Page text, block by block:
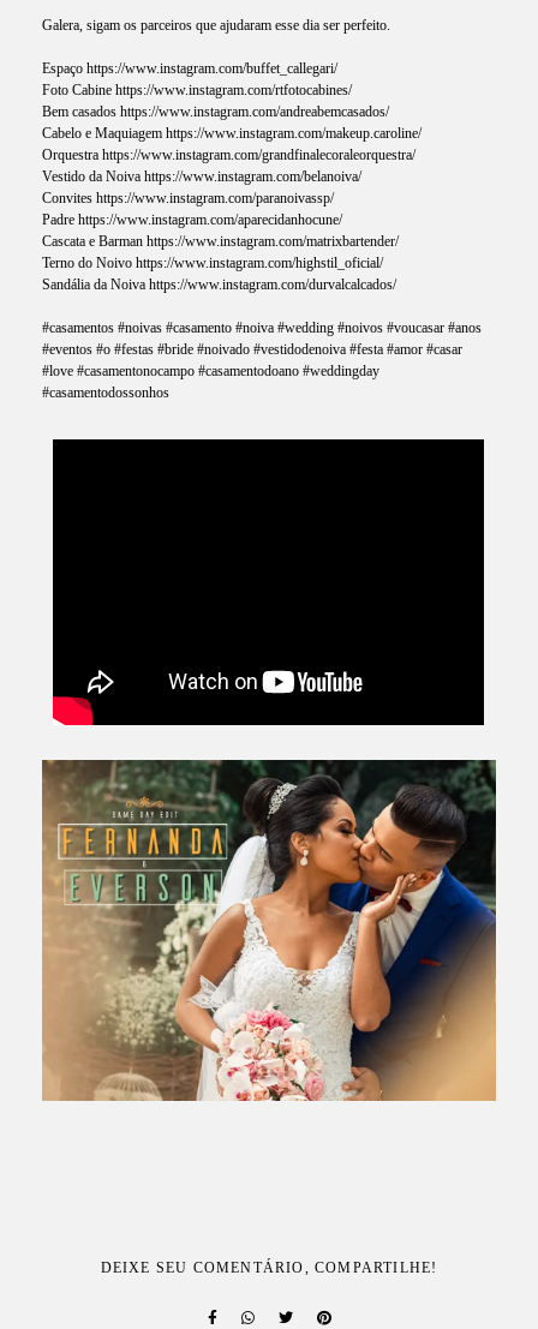
Galera, sigam os parceiros que ajudaram esse dia ser perfeito.
Espaço https://www.instagram.com/buffet_callegari/
Foto Cabine https://www.instagram.com/rtfotocabines/
Bem casados https://www.instagram.com/andreabemcasados/
Cabelo e Maquiagem https://www.instagram.com/makeup.caroline/
Orquestra https://www.instagram.com/grandfinalecoraleorquestra/
Vestido da Noiva https://www.instagram.com/belanoiva/
Convites https://www.instagram.com/paranoivassp/
Padre https://www.instagram.com/aparecidanhocune/
Cascata e Barman https://www.instagram.com/matrixbartender/
Terno do Noivo https://www.instagram.com/highstil_oficial/
Sandália da Noiva https://www.instagram.com/durvalcalcados/
#casamentos #noivas #casamento #noiva #wedding #noivos #voucasar #anos
#eventos #o #festas #bride #noivado #vestidodenoiva #festa #amor #casar
#love #casamentonocampo #casamentodoano #weddingday
#casamentodossonhos
DEIXE SEU COMENTÁRIO, COMPARTILHE!